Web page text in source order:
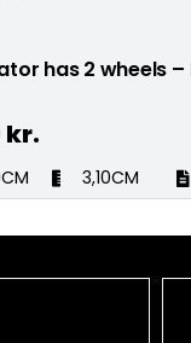
has 2 wheels –
kr.
3,10CM